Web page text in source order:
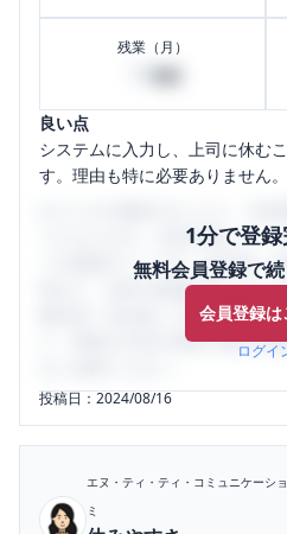
残業（月）
良い点
システムに入力し、上司に休む
す。理由も特に必要ありません
1分で登録
無料会員登録で
会員登録は
ログイ
うになります。SHEHUB(シーハ
ミの投稿サイトです。給与面・
判など、女性の転職は気にすべ
輩社員（元社員）の口コミを通
り、将来の不安や現在の悩みを
投稿日：2024/08/16
エヌ・ティ・ティ・コミュニケーシ
ミ